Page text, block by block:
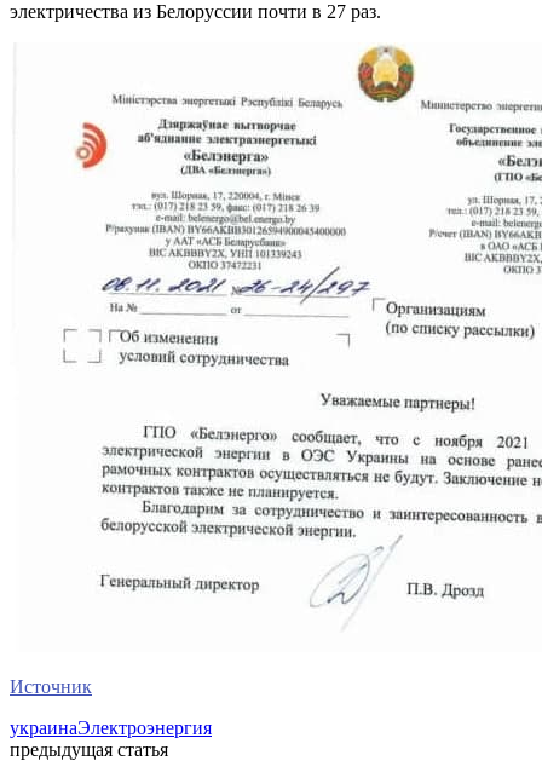
электричества из Белоруссии почти в 27 раз.
Источник
украинаЭлектроэнергия
предыдущая статья